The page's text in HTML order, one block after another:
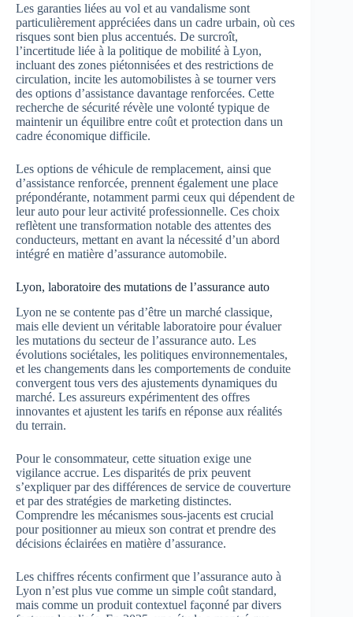
Les garanties liées au vol et au vandalisme sont
particulièrement appréciées dans un cadre urbain, où ces
risques sont bien plus accentués. De surcroît,
l’incertitude liée à la politique de mobilité à Lyon,
incluant des zones piétonnisées et des restrictions de
circulation, incite les automobilistes à se tourner vers
des options d’assistance davantage renforcées. Cette
recherche de sécurité révèle une volonté typique de
maintenir un équilibre entre coût et protection dans un
cadre économique difficile.
Les options de véhicule de remplacement, ainsi que
d’assistance renforcée, prennent également une place
prépondérante, notamment parmi ceux qui dépendent de
leur auto pour leur activité professionnelle. Ces choix
reflètent une transformation notable des attentes des
conducteurs, mettant en avant la nécessité d’un abord
intégré en matière d’assurance automobile.
Lyon, laboratoire des mutations de l’assurance auto
Lyon ne se contente pas d’être un marché classique,
mais elle devient un véritable laboratoire pour évaluer
les mutations du secteur de l’assurance auto. Les
évolutions sociétales, les politiques environnementales,
et les changements dans les comportements de conduite
convergent tous vers des ajustements dynamiques du
marché. Les assureurs expérimentent des offres
innovantes et ajustent les tarifs en réponse aux réalités
du terrain.
Pour le consommateur, cette situation exige une
vigilance accrue. Les disparités de prix peuvent
s’expliquer par des différences de service de couverture
et par des stratégies de marketing distinctes.
Comprendre les mécanismes sous-jacents est crucial
pour positionner au mieux son contrat et prendre des
décisions éclairées en matière d’assurance.
Les chiffres récents confirment que l’assurance auto à
Lyon n’est plus vue comme un simple coût standard,
mais comme un produit contextuel façonné par divers